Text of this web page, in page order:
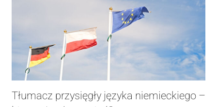
Tłumacz przysięgły języka niemieckiego –